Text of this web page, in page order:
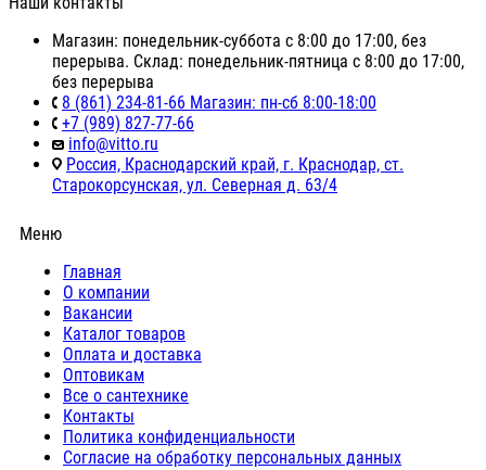
Магазин: понедельник-суббота с 8:00 до 17:00, без
перерыва. Склад: понедельник-пятница с 8:00 до 17:00,
без перерыва
8 (861) 234-81-66 Магазин: пн-сб 8:00-18:00
+7 (989) 827-77-66
info@vitto.ru
Россия, Краснодарский край, г. Краснодар, ст.
Старокорсунская, ул. Северная д. 63/4
Меню
Главная
О компании
Вакансии
Каталог товаров
Оплата и доставка
Оптовикам
Все о сантехнике
Контакты
Политика конфиденциальности
Согласие на обработку персональных данных